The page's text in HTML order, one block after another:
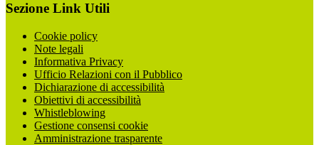
Sezione Link Utili
Cookie policy
Note legali
Informativa Privacy
Ufficio Relazioni con il Pubblico
Dichiarazione di accessibilità
Obiettivi di accessibilità
Whistleblowing
Gestione consensi cookie
Amministrazione trasparente